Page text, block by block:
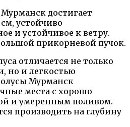
Мурманск достигает
устойчиво
и устойчивое к ветру.
прикорневой пучок.
отличается не только
но и легкостью
Мурманск
места с хорошо
и умеренным поливом.
производить на глубину